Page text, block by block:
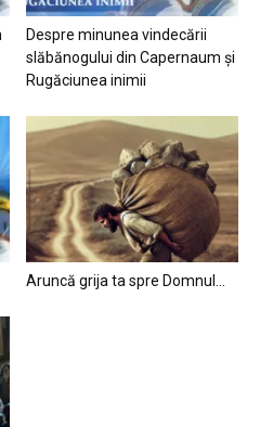
Despre minunea vindecării
slăbănogului din Capernaum și
Rugăciunea inimii
Aruncă grija ta spre Domnul…